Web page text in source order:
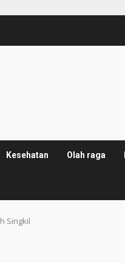
Kesehatan Olah raga
Singkil